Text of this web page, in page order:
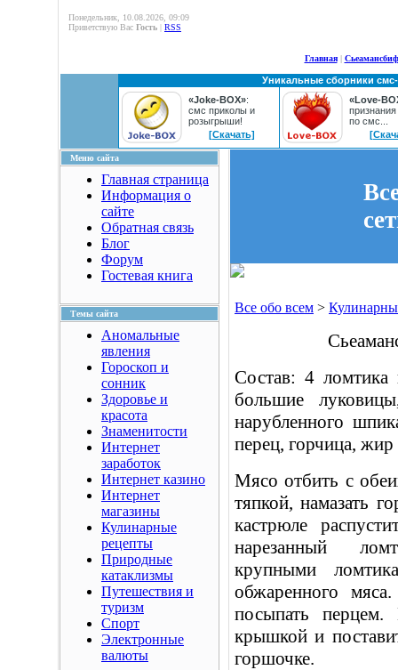
Понедельник, 10.08.2026, 09:09
Приветствую Вас Гость | RSS
Главная|
Уникальные сборники
«Joke-BOX»:
смс приколы и
розыгрыши!
[Скачать]
«Love-
по смс...
Меню сайта
Главная страница
Информация о
сайте
Обратная связь
Блог
Форум
Гостевая книга
Темы сайта
Аномальные
явления
Гороскоп и
сонник
Здоровье и
красота
Знаменитости
Интернет
заработок
Интернет казино
Интернет
магазины
Кулинарные
рецепты
Природные
катаклизмы
Путешествия и
туризм
Спорт
Электронные
валюты
Все обо всем >
Состав: 4 ломтика
большие
нарубленного
перец, горчица,
Мясо отбить с
тяпкой, намазать
кастрюле
нарезанный
крупными
обжаренного
посыпать
крышкой и
горшочке.